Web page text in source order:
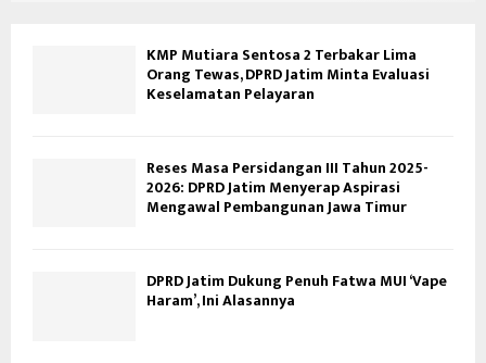
KMP Mutiara Sentosa 2 Terbakar Lima
Orang Tewas, DPRD Jatim Minta Evaluasi
Keselamatan Pelayaran
Reses Masa Persidangan III Tahun 2025-
2026: DPRD Jatim Menyerap Aspirasi
Mengawal Pembangunan Jawa Timur
DPRD Jatim Dukung Penuh Fatwa MUI ‘Vape
Haram’, Ini Alasannya